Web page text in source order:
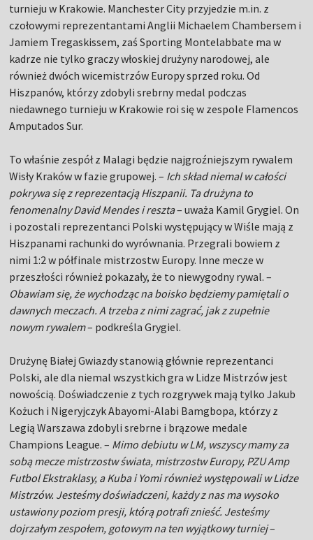
turnieju w Krakowie. Manchester City przyjedzie m.in. z
czołowymi reprezentantami Anglii Michaelem Chambersem i
Jamiem Tregaskissem, zaś Sporting Montelabbate ma w
kadrze nie tylko graczy włoskiej drużyny narodowej, ale
również dwóch wicemistrzów Europy sprzed roku. Od
Hiszpanów, którzy zdobyli srebrny medal podczas
niedawnego turnieju w Krakowie roi się w zespole Flamencos
Amputados Sur.
To właśnie zespół z Malagi będzie najgroźniejszym rywalem
Wisły Kraków w fazie grupowej. – Ich skład niemal w całości
pokrywa się z reprezentacją Hiszpanii. Ta drużyna to
fenomenalny David Mendes i reszta– uważa Kamil Grygiel. On
i pozostali reprezentanci Polski występujący w Wiśle mają z
Hiszpanami rachunki do wyrównania. Przegrali bowiem z
nimi 1:2 w półfinale mistrzostw Europy. Inne mecze w
przeszłości również pokazały, że to niewygodny rywal. –
Obawiam się, że wychodząc na boisko będziemy pamiętali o
dawnych meczach. A trzeba z nimi zagrać, jak z zupełnie
nowym rywalem– podkreśla Grygiel.
Drużynę Białej Gwiazdy stanowią głównie reprezentanci
Polski, ale dla niemal wszystkich gra w Lidze Mistrzów jest
nowością. Doświadczenie z tych rozgrywek mają tylko Jakub
Kożuch i Nigeryjczyk Abayomi-Alabi Bamgbopa, którzy z
Legią Warszawa zdobyli srebrne i brązowe medale
Champions League. – Mimo debiutu w LM, wszyscy mamy za
sobą mecze mistrzostw świata, mistrzostw Europy, PZU Amp
Futbol Ekstraklasy, a Kuba i Yomi również występowali w Lidze
Mistrzów. Jesteśmy doświadczeni, każdy z nas ma wysoko
ustawiony poziom presji, którą potrafi znieść. Jesteśmy
dojrzałym zespołem, gotowym na ten wyjątkowy turniej–